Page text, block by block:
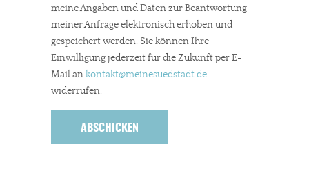
meine Angaben und Daten zur Beantwortung
meiner Anfrage elektronisch erhoben und
gespeichert werden. Sie können Ihre
Einwilligung jederzeit für die Zukunft per E-
Mail ankontakt@meinesuedstadt.de
widerrufen.